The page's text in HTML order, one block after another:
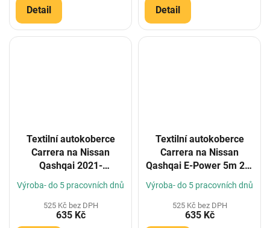
Detail Detail
Textilní autokoberce
Carrera na Nissan
Qashqai 2021-
(Konfigurátor)
Výroba- do 5 pracovních dnů
525 Kč bez DPH
635 Kč
Textilní autokoberce
Carrera na Nissan
Qashqai E-Power 5m 22-
(Konfigurátor)
Výroba- do 5 pracovních dnů
525 Kč bez DPH
635 Kč